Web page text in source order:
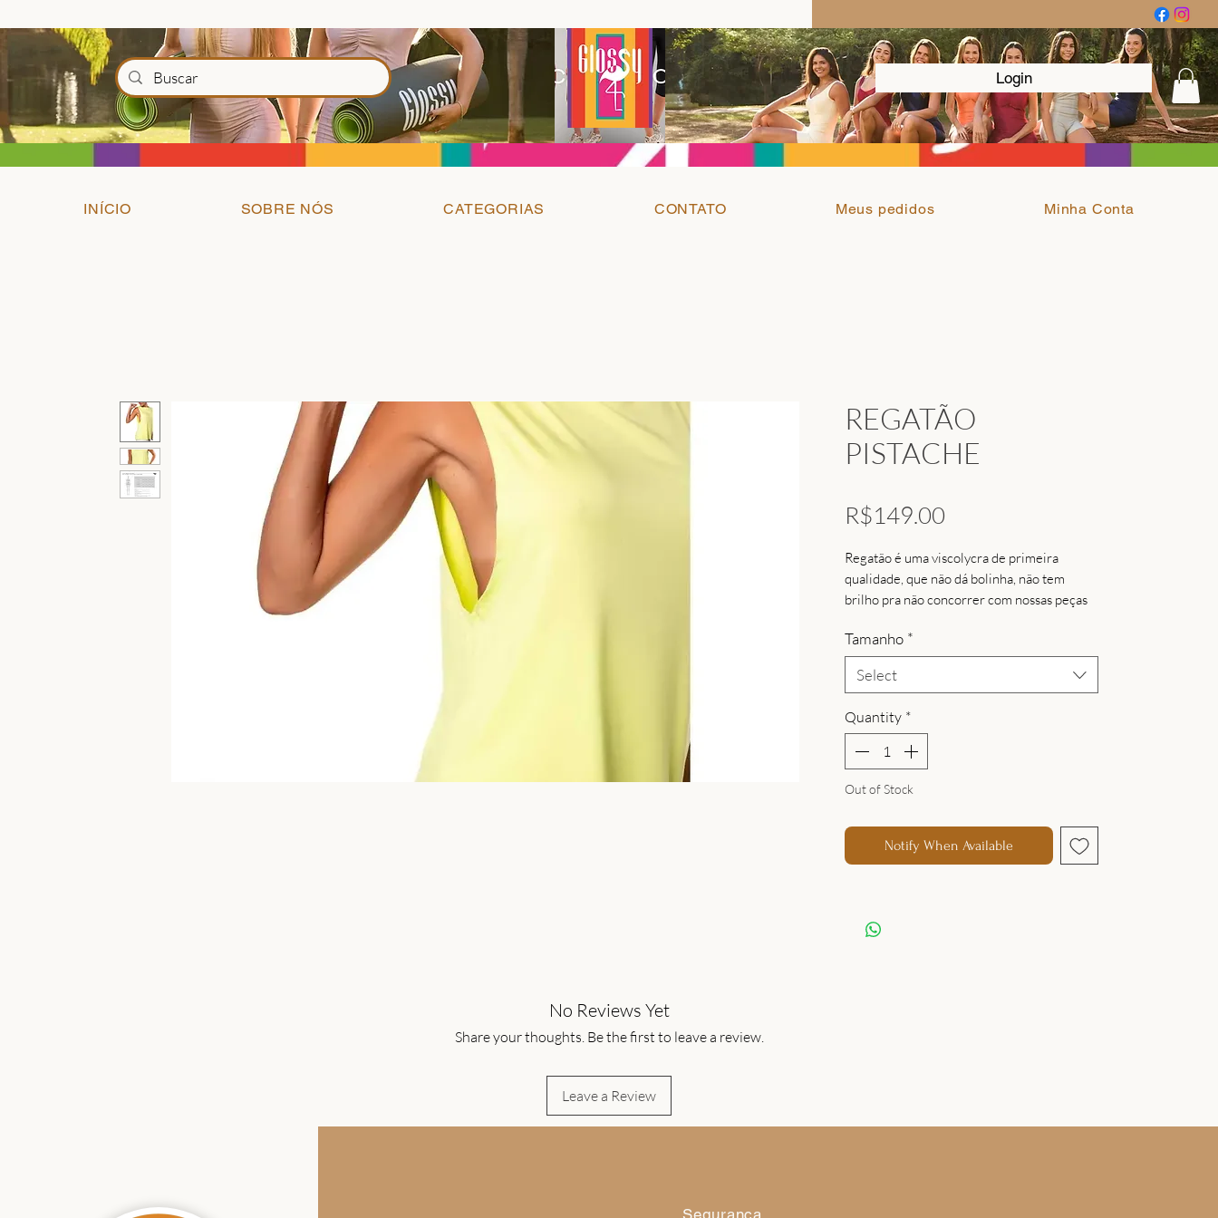
Login
INÍCIO SOBRE NÓS CATEGORIAS CONTATO Meus pedidos Minha Conta
REGATÃO
PISTACHE
R$149.00
Regatão é uma viscolycra de primeira
qualidade, que não dá bolinha, não tem
brilho pra não concorrer com nossas peças
e tops. Uma golinha canoa mais reta, mais
aberta para não sufocar o pescoço, uma cava
suficiente pra não mostrar as gordurinhas
deseja mostrar.
Tamanho *
Select
Quantity *
Out of Stock
Notify When Available
No Reviews Yet
Share your thoughts. Be the first to leave a review.
Leave a Review